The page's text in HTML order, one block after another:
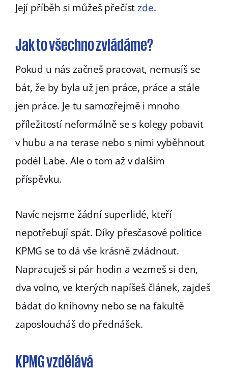
Její příběh si můžeš přečístzde.
Jak to všechno zvládáme?
Pokud u nás začneš pracovat, nemusíš se
bát, že by byla už jen práce, práce a stále
jen práce. Je tu samozřejmě i mnoho
příležitostí neformálně se s kolegy pobavit
v hubu a na terase nebo s nimi vyběhnout
podél Labe. Ale o tom až v dalším
příspěvku.
Navíc nejsme žádní superlidé, kteří
nepotřebují spát. Díky přesčasové politice
KPMG se to dá vše krásně zvládnout.
Napracuješ si pár hodin a vezmeš si den,
dva volno, ve kterých napíšeš článek, zajdeš
bádat do knihovny nebo se na fakultě
zaposloucháš do přednášek.
KPMG vzdělává